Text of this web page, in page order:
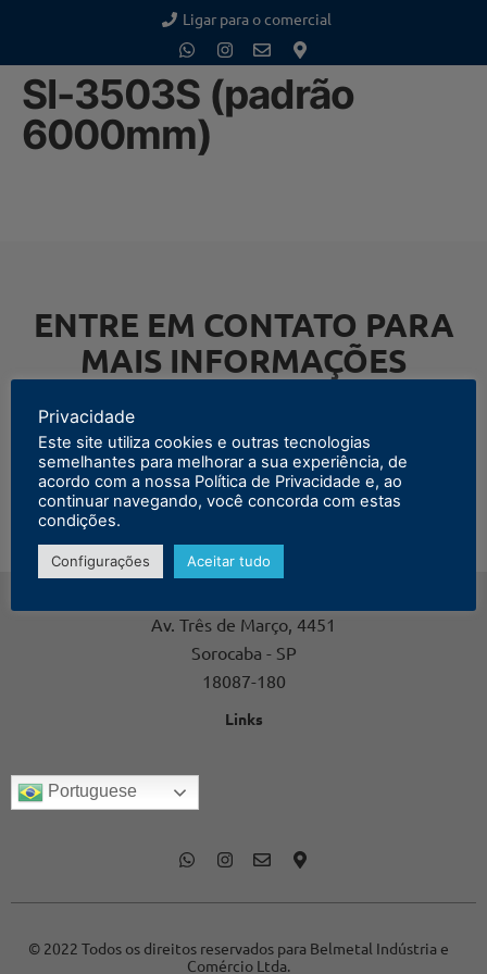
Ligar para o comercial
SI-3503S (padrão
6000mm)
ENTRE EM CONTATO PARA
MAIS INFORMAÇÕES
ENTRAR EM CONTATO
Av. Três de Março, 4451
Sorocaba - SP
18087-180
Links
Portuguese
© 2022 Todos os direitos reservados para Belmetal Indústria e
Comércio Ltda.
Privacidade
Este site utiliza cookies e outras tecnologias
semelhantes para melhorar a sua experiência, de
acordo com a nossa Política de Privacidade e, ao
continuar navegando, você concorda com estas
condições.
Configurações Aceitar tudo